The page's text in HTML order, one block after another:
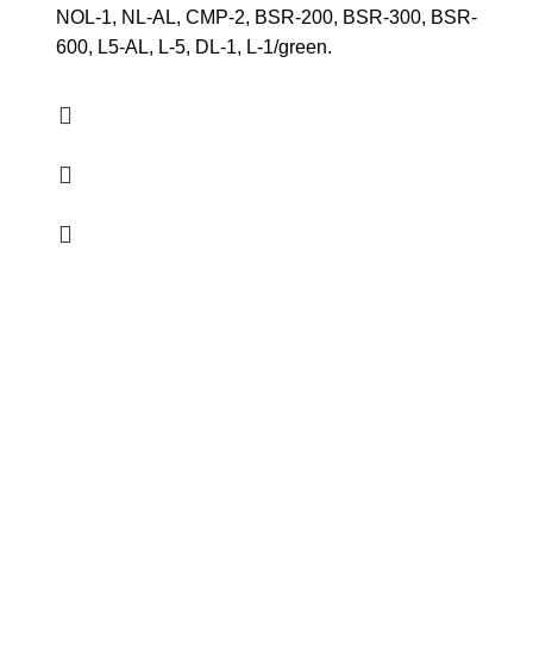
NOL-1, NL-AL, CMP-2, BSR-200, BSR-300, BSR-
600, L5-AL, L-5, DL-1, L-1/green.